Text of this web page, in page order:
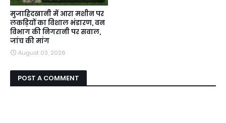
मुजाहिदखानी में आरा मशीन पर
लकड़ियों का विशाल भंडारण, वन
विभाग की निगरानी पर सवाल,
जांच की मांग
August 03, 2026
POST A COMMENT